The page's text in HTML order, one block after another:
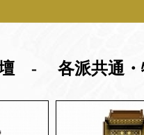
壇 - 各派共通・